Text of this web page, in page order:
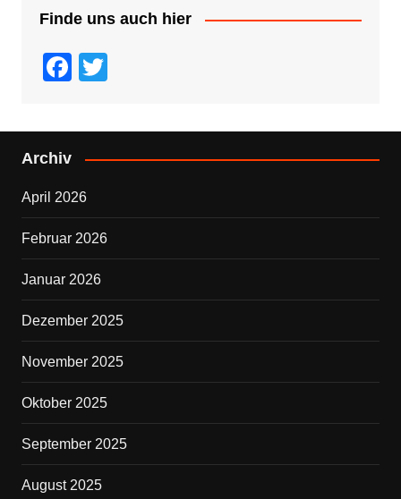
Finde uns auch hier
F
c
e
o
o
k
tt
er
Archiv
April 2026
Februar 2026
Januar 2026
Dezember 2025
November 2025
Oktober 2025
September 2025
August 2025